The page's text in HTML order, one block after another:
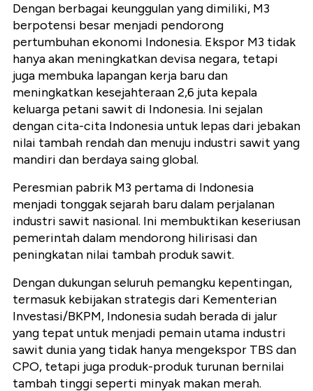
Dengan berbagai keunggulan yang dimiliki, M3
berpotensi besar menjadi pendorong
pertumbuhan ekonomi Indonesia. Ekspor M3 tidak
hanya akan meningkatkan devisa negara, tetapi
juga membuka lapangan kerja baru dan
meningkatkan kesejahteraan 2,6 juta kepala
keluarga petani sawit di Indonesia. Ini sejalan
dengan cita-cita Indonesia untuk lepas dari jebakan
nilai tambah rendah dan menuju industri sawit yang
mandiri dan berdaya saing global.
Peresmian pabrik M3 pertama di Indonesia
menjadi tonggak sejarah baru dalam perjalanan
industri sawit nasional. Ini membuktikan keseriusan
pemerintah dalam mendorong hilirisasi dan
peningkatan nilai tambah produk sawit.
Dengan dukungan seluruh pemangku kepentingan,
termasuk kebijakan strategis dari Kementerian
Investasi/BKPM, Indonesia sudah berada di jalur
yang tepat untuk menjadi pemain utama industri
sawit dunia yang tidak hanya mengekspor TBS dan
CPO, tetapi juga produk-produk turunan bernilai
tambah tinggi seperti minyak makan merah.